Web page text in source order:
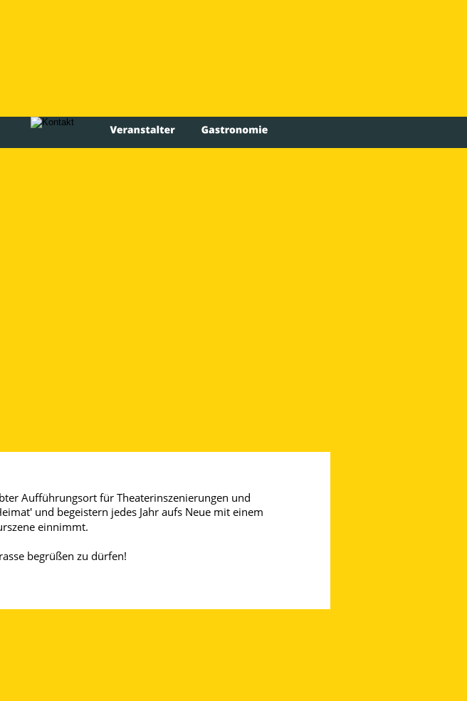
Aufführungsort für Theaterinszenierungen und
und begeistern jedes Jahr aufs Neue mit einem
einnimmt.
begrüßen zu dürfen!